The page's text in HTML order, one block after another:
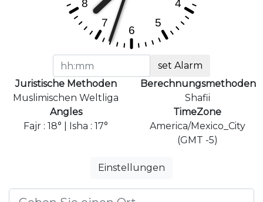
set Alarm
Juristische Methoden
Muslimischen Weltliga
Berechnungsmethoden
Shafii
Angles
Fajr : 18° | Isha : 17°
TimeZone
America/Mexico_City
(GMT -5)
Einstellungen